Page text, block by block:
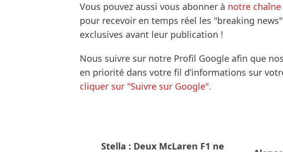
Vous pouvez aussi vous abonner à notre
pour recevoir en temps réel les "breaking
exclusives avant leur publication !
Nous suivre sur notre Profil Google afin que
en priorité dans votre fil d’informations sur
cliquer sur "Suivre sur Google".
Stella : Deux McLaren F1 ne